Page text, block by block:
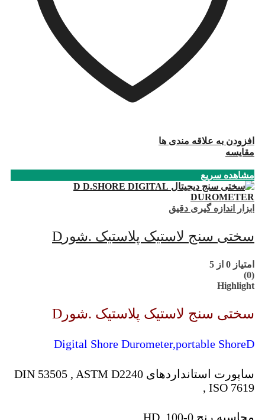
افزودن به علاقه مندی ها
مقایسه
مشاهده سریع
ابزار اندازه گیری دقیق
سختی سنج لاستیک پلاستیک .شورD
امتیاز 0 از 5
(0)
Highlight
سختی سنج لاستیک پلاستیک .شورD
Digital Shore Durometer,portable ShoreD
ساپورت استانداردهای DIN 53505 , ASTM D2240
, ISO 7619
محاسبه رنج 0-100 HD